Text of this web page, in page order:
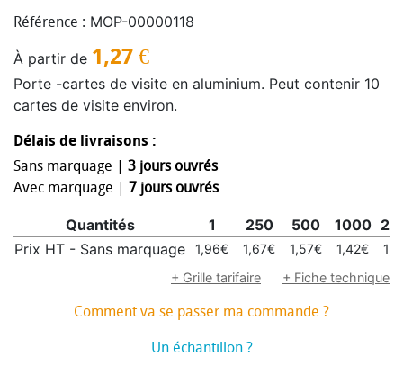
Référence : MOP-00000118
À partir de 1,27 €
Porte -cartes de visite en aluminium. Peut contenir 10
cartes de visite environ.
Délais de livraisons :
Sans marquage | 3 jours ouvrés
Avec marquage | 7 jours ouvrés
Quantités 1 250 500 1000
Prix HT - Sans marquage
1,96€ 1,67€ 1,57€ 1,42€
+ Grille tarifaire
+ Fiche technique
Comment va se passer ma commande ?
Un échantillon ?